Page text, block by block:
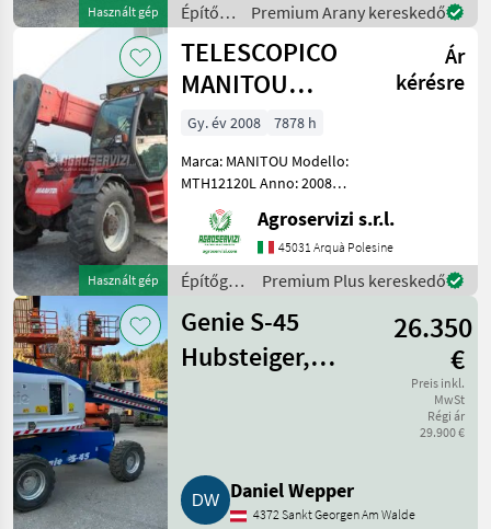
Használt gép
Építőgépek
/ Case
IH
Premium Arany kereskedő
Használt gép
TELESCOPICO
MANITOU
MHT10120L
(ANNO 2008)
Ár
kérésre
Gy. év 2008
7878 h
Marca: MANITOU Modello:
MTH12120L Anno: 2008
ATTREZZI, DOPPIO SFILO
Portata max: 12 TON
Altezza max di
sollevamento: 9.6 MT
Motore: MERCEDES BENZ 1
Agroservizi s.r.l.
45031 Arquà Polesine
Építőgépek
Manitou
Premium Plus kereskedő
Genie S-45
Hubsteiger,
26.350
€
Preis inkl.
MwSt
Régi ár
29.900 €
Daniel Wepper
4372 Sankt Georgen Am Walde